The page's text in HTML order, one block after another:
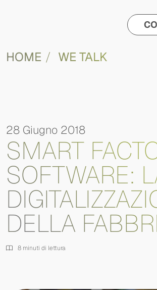
HOME WE TALK
28 Giugno 2018
SMART
SOFTWARE:
DELLA
8 minuti di lettura